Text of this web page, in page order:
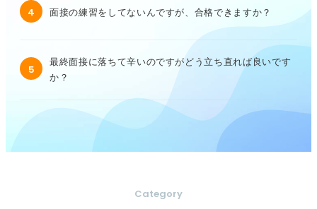
4 面接の練習をしてないんですが、合格できますか？
5
最終面接に落ちて辛いのですがどう立ち直れば良いです
か？
Category